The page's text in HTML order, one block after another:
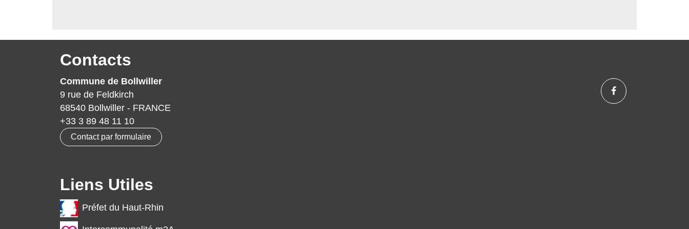
Contacts
Commune de Bollwiller
9 rue de Feldkirch
68540 Bollwiller - FRANCE
+33 3 89 48 11 10
Contact par formulaire
Liens Utiles
Préfet du Haut-Rhin